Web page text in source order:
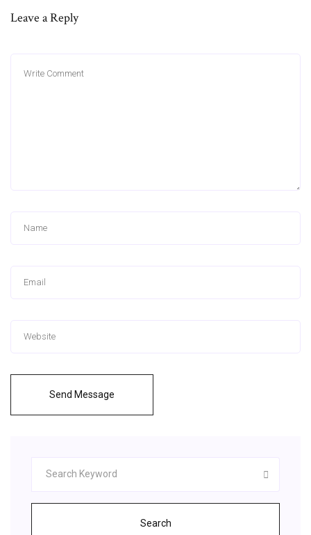
Leave a Reply
Send Message
Search